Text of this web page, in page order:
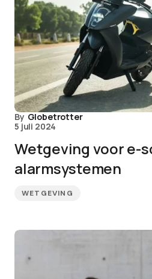
By Globetrotter
5 juli 2024
Wetgeving voor e-
alarmsystemen
WETGEVING